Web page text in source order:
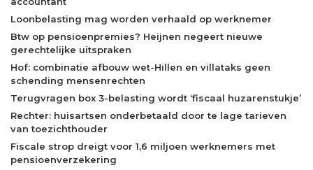
Loonbelasting mag worden verhaald op werknemer
Btw op pensioenpremies? Heijnen negeert nieuwe
gerechtelijke uitspraken
Hof: combinatie afbouw wet-Hillen en villataks geen
schending mensenrechten
Terugvragen box 3-belasting wordt ‘fiscaal huzarenstukje’
Rechter: huisartsen onderbetaald door te lage tarieven
van toezichthouder
Fiscale strop dreigt voor 1,6 miljoen werknemers met
pensioenverzekering